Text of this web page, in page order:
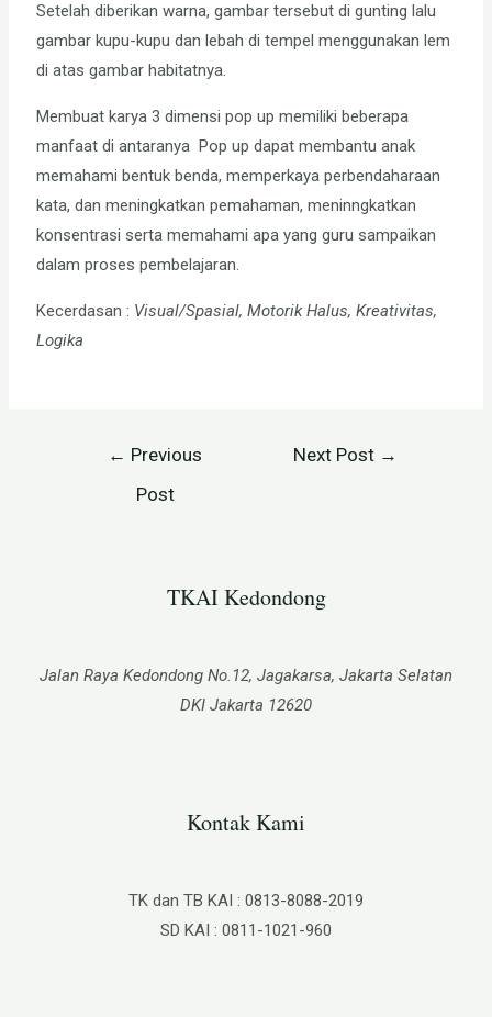
Setelah diberikan warna, gambar tersebut di gunting lalu
gambar kupu-kupu dan lebah di tempel menggunakan lem
di atas gambar habitatnya.
Membuat karya 3 dimensi pop up memiliki beberapa
manfaat di antaranya Pop up dapat membantu anak
memahami bentuk benda, memperkaya perbendaharaan
kata, dan meningkatkan pemahaman, meninngkatkan
konsentrasi serta memahami apa yang guru sampaikan
dalam proses pembelajaran.
Kecerdasan : Visual/Spasial, Motorik Halus, Kreativitas,
Logika
← Previous
Post
Next Post →
TKAI Kedondong​
Jalan Raya Kedondong No.12, Jagakarsa, Jakarta Selatan
DKI Jakarta 12620
Kontak Kami
TK dan TB KAI : 0813-8088-2019
SD KAI : 0811-1021-960